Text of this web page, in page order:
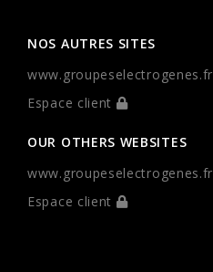
NOS AUTRES SITES
www.groupeselectrogenes.fr
Espace client
OUR OTHERS WEBSITES
www.groupeselectrogenes.fr
Espace client